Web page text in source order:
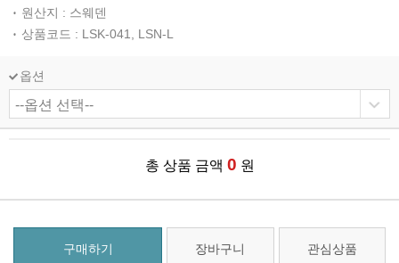
원산지 : 스웨덴
상품코드 : LSK-041, LSN-L
옵션
총 상품 금액 0 원
구매하기 장바구니 관심상품